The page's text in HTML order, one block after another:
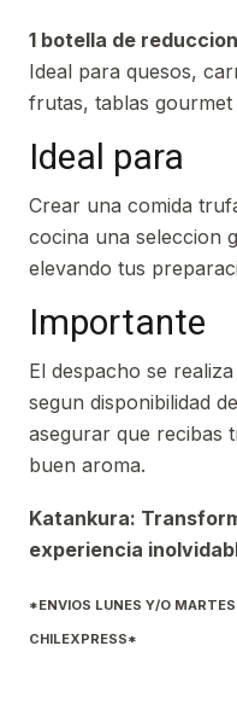
1 botella de
Ideal para quesos,
frutas, tablas
Ideal para
Crear una comida
cocina una seleccion
elevando tus
Importante
El despacho se
segun disponibilidad
asegurar que recibas
buen aroma.
Katankura:
experiencia
*ENVIOS LUNES Y/O
CHILEXPRESS*